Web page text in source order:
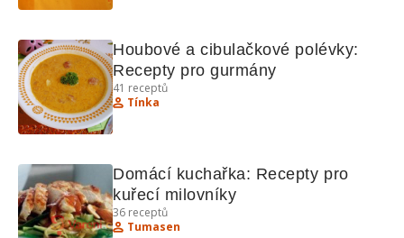
Houbové a cibulačkové polévky:
Recepty pro gurmány
41 receptů
Tínka
Domácí kuchařka: Recepty pro
kuřecí milovníky
36 receptů
Tumasen